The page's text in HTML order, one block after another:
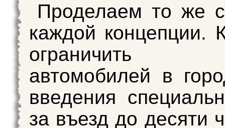
Проделаем то же
каждой концепции.
ограничить
автомобилей в
введения
за въезд до десяти